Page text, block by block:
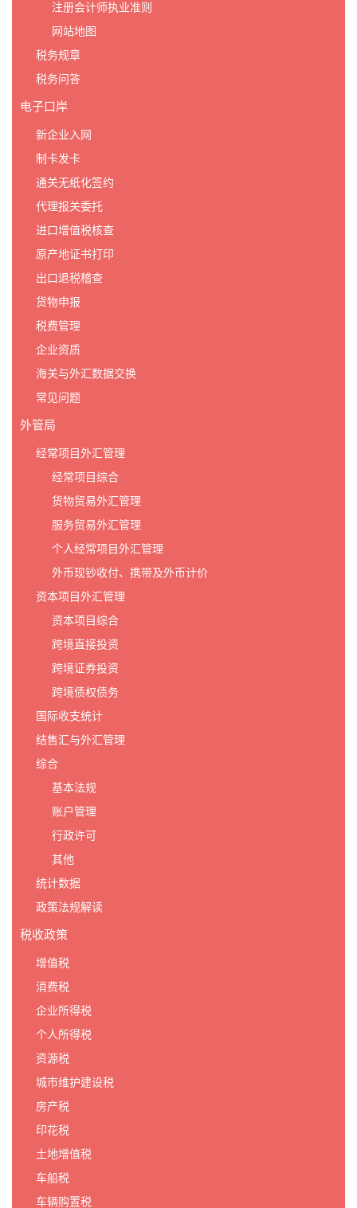
注册会计师执业准则
网站地图
税务规章
税务问答
电子口岸
新企业入网
制卡发卡
通关无纸化签约
代理报关委托
进口增值税核查
原产地证书打印
出口退税稽查
货物申报
税费管理
企业资质
海关与外汇数据交换
常见问题
外管局
经常项目外汇管理
经常项目综合
货物贸易外汇管理
服务贸易外汇管理
个人经常项目外汇管理
外币现钞收付、携带及外币计价
资本项目外汇管理
资本项目综合
跨境直接投资
跨境证券投资
跨境债权债务
国际收支统计
结售汇与外汇管理
综合
基本法规
账户管理
行政许可
其他
统计数据
政策法规解读
税收政策
增值税
消费税
企业所得税
个人所得税
资源税
城市维护建设税
房产税
印花税
土地增值税
车船税
车辆购置税